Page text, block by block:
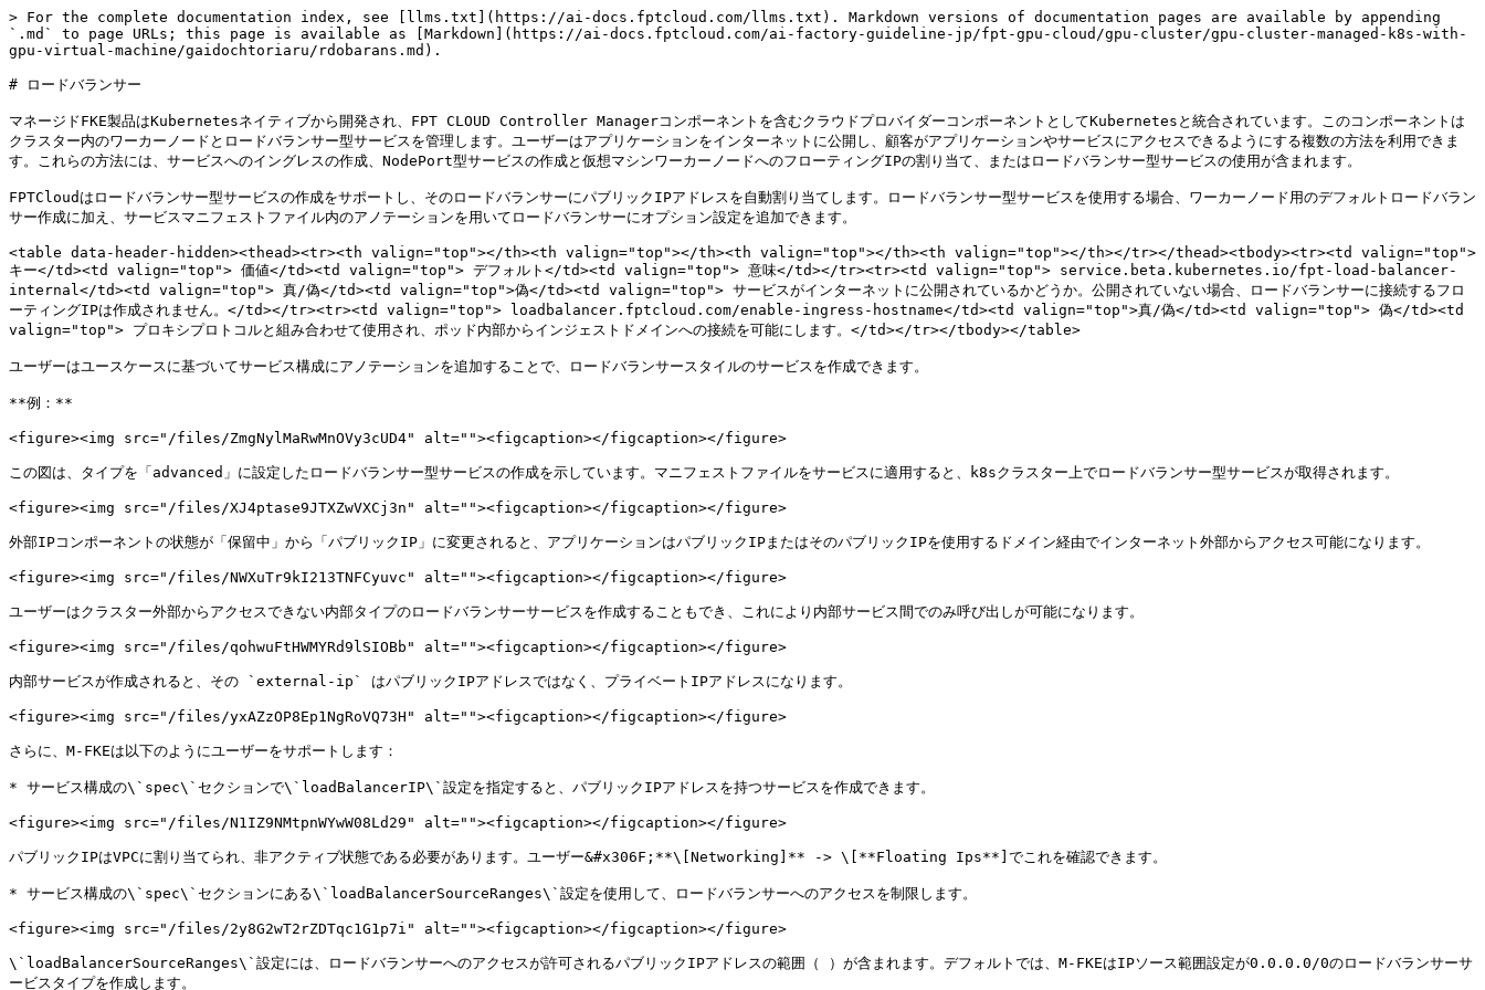
> For the complete documentation index, see [llms.txt](https://ai-docs.fptcloud.com/llms.txt). Markdown versions of documentation pages are available by appending
`.md` to page URLs; this page is available as [Markdown](https://ai-docs.fptcloud.com/ai-factory-guideline-jp/fpt-gpu-cloud/gpu-cluster/gpu-cluster-managed-k8s-with-
gpu-virtual-machine/gaidochtoriaru/rdobarans.md).
# ロードバランサー
マネージドFKE製品はKubernetesネイティブから開発され、FPT CLOUD Controller Managerコンポーネントを含むクラウドプロバイダーコンポーネントとしてKubernetesと統合されています。このコンポーネントは
クラスター内のワーカーノードとロードバランサー型サービスを管理します。ユーザーはアプリケーションをインターネットに公開し、顧客がアプリケーションやサービスにアクセスできるようにする複数の方法を利用できま
す。これらの方法には、サービスへのイングレスの作成、NodePort型サービスの作成と仮想マシンワーカーノードへのフローティングIPの割り当て、またはロードバランサー型サービスの使用が含まれます。
FPTCloudはロードバランサー型サービスの作成をサポートし、そのロードバランサーにパブリックIPアドレスを自動割り当てします。ロードバランサー型サービスを使用する場合、ワーカーノード用のデフォルトロードバラン
サー作成に加え、サービスマニフェストファイル内のアノテーションを用いてロードバランサーにオプション設定を追加できます。
<table data-header-hidden><thead><tr><th valign="top"></th><th valign="top"></th><th valign="top"></th><th valign="top"></th></tr></thead><tbody><tr><td valign="top">
キー</td><td valign="top"> 価値</td><td valign="top"> デフォルト</td><td valign="top"> 意味</td></tr><tr><td valign="top"> service.beta.kubernetes.io/fpt-load-balancer-
internal</td><td valign="top"> 真/偽</td><td valign="top">偽</td><td valign="top"> サービスがインターネットに公開されているかどうか。公開されていない場合、ロードバランサーに接続するフロ
ーティングIPは作成されません。</td></tr><tr><td valign="top"> loadbalancer.fptcloud.com/enable-ingress-hostname</td><td valign="top">真/偽</td><td valign="top"> 偽</td><td
valign="top"> プロキシプロトコルと組み合わせて使用され、ポッド内部からインジェストドメインへの接続を可能にします。</td></tr></tbody></table>
ユーザーはユースケースに基づいてサービス構成にアノテーションを追加することで、ロードバランサースタイルのサービスを作成できます。
**例：**
<figure><img src="/files/ZmgNylMaRwMnOVy3cUD4" alt=""><figcaption></figcaption></figure>
この図は、タイプを「advanced」に設定したロードバランサー型サービスの作成を示しています。マニフェストファイルをサービスに適用すると、k8sクラスター上でロードバランサー型サービスが取得されます。
<figure><img src="/files/XJ4ptase9JTXZwVXCj3n" alt=""><figcaption></figcaption></figure>
外部IPコンポーネントの状態が「保留中」から「パブリックIP」に変更されると、アプリケーションはパブリックIPまたはそのパブリックIPを使用するドメイン経由でインターネット外部からアクセス可能になります。
<figure><img src="/files/NWXuTr9kI213TNFCyuvc" alt=""><figcaption></figcaption></figure>
ユーザーはクラスター外部からアクセスできない内部タイプのロードバランサーサービスを作成することもでき、これにより内部サービス間でのみ呼び出しが可能になります。
<figure><img src="/files/qohwuFtHWMYRd9lSIOBb" alt=""><figcaption></figcaption></figure>
内部サービスが作成されると、その `external-ip` はパブリックIPアドレスではなく、プライベートIPアドレスになります。
<figure><img src="/files/yxAZzOP8Ep1NgRoVQ73H" alt=""><figcaption></figcaption></figure>
さらに、M-FKEは以下のようにユーザーをサポートします：
* サービス構成の\`spec\`セクションで\`loadBalancerIP\`設定を指定すると、パブリックIPアドレスを持つサービスを作成できます。
<figure><img src="/files/N1IZ9NMtpnWYwW08Ld29" alt=""><figcaption></figcaption></figure>
パブリックIPはVPCに割り当てられ、非アクティブ状態である必要があります。ユーザー&#x306F;**\[Networking]** -> \[**Floating Ips**]でこれを確認できます。
* サービス構成の\`spec\`セクションにある\`loadBalancerSourceRanges\`設定を使用して、ロードバランサーへのアクセスを制限します。
<figure><img src="/files/2y8G2wT2rZDTqc1G1p7i" alt=""><figcaption></figcaption></figure>
\`loadBalancerSourceRanges\`設定には、ロードバランサーへのアクセスが許可されるパブリックIPアドレスの範囲（ ）が含まれます。デフォルトでは、M-FKEはIPソース範囲設定が0.0.0.0/0のロードバランサーサ
ービスタイプを作成します。